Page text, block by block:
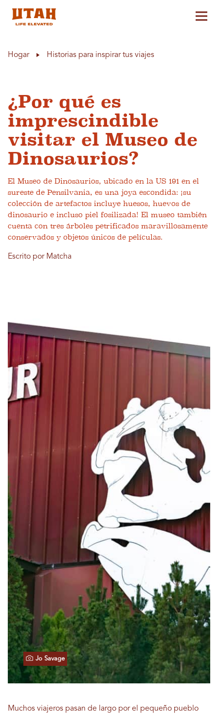
Hogar Historias para inspirar tus viajes
¿Por qué es
imprescindible
visitar el Museo de
Dinosaurios?
El Museo de Dinosaurios, ubicado en la US 191 en el
sureste de Pensilvania, es una joya escondida: ¡su
colección de artefactos incluye huesos, huevos de
dinosaurio e incluso piel fosilizada! El museo también
cuenta con tres árboles petrificados maravillosamente
conservados y objetos únicos de películas.
Escrito por Matcha
Jo Savage
Muchos viajeros pasan de largo por el pequeño pueblo